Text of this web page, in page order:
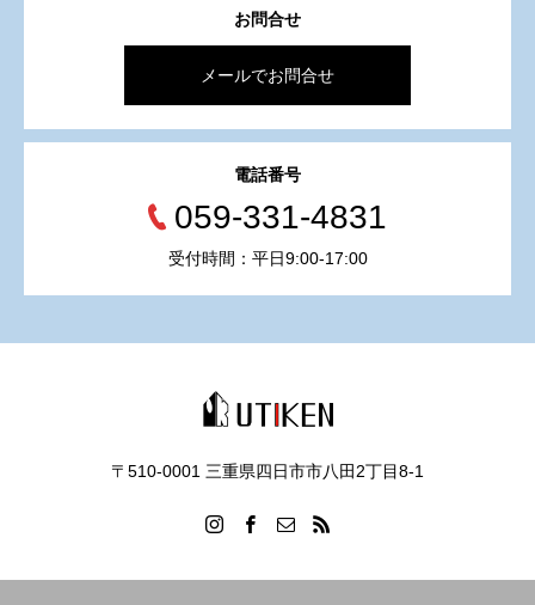
お問合せ
メールでお問合せ
電話番号
059-331-4831
受付時間：平日9:00-17:00
〒510-0001 三重県四日市市八田2丁目8‐1